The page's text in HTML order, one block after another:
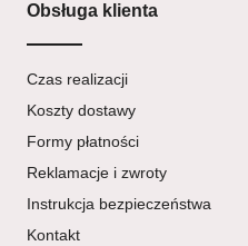
Obsługa klienta
Czas realizacji
Koszty dostawy
Formy płatności
Reklamacje i zwroty
Instrukcja bezpieczeństwa
Kontakt